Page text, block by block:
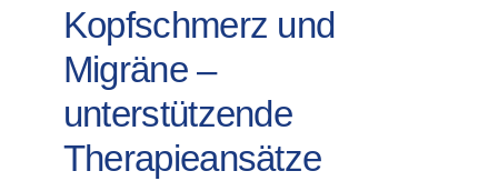
Kopfschmerz und
Migräne –
unterstützende
Therapieansätze